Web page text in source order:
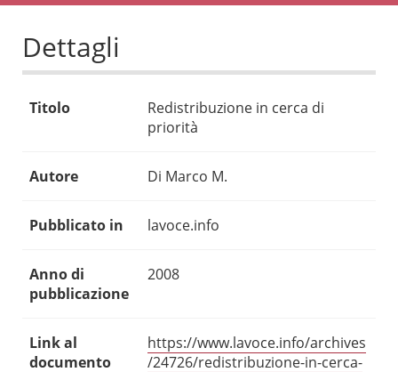
Dettagli
Titolo
Redistribuzione in cerca di
priorità
Autore Di Marco M.
Pubblicato in lavoce.info
Anno di
pubblicazione
2008
Link al
documento
https://www.lavoce.info/archives
/24726/redistribuzione-in-cerca-